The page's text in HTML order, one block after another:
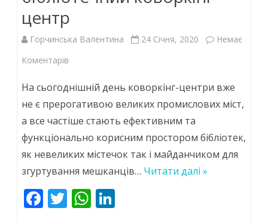
центр
Горчинська Валентина 24 Січня, 2020
Немає
Коментарів
Біловодській
ОТГ
відкрився
коворкінг-
На сьогоднішній день коворкінг-центри вже
не є прерогативою великих промислових міст,
а все частіше стають ефективним та
функціонально корисним простором бібліотек,
як невеликих містечок так і майданчиком для
згуртування мешканців… Читати далі »
F T W